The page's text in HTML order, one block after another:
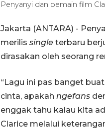
Penyanyi dan pemain film
Jakarta (ANTARA) -
merilis single terbaru
dirasakan oleh seorang
“Lagu ini pas banget
cinta, apakah ngefans
enggak tahu kalau kita
Clarice melalui